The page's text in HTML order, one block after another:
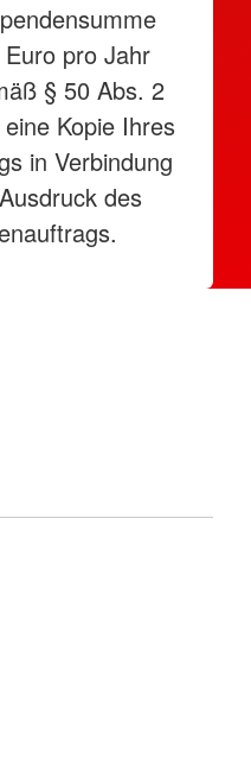
pro Jahr
§ 50 Abs. 2
Kopie Ihres
in Verbindung
des